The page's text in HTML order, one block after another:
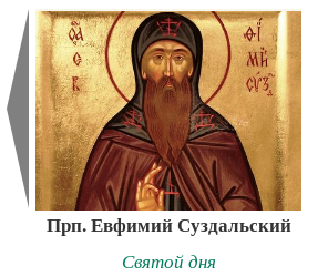
Прп. Евфимий Суздальский
Святой дня